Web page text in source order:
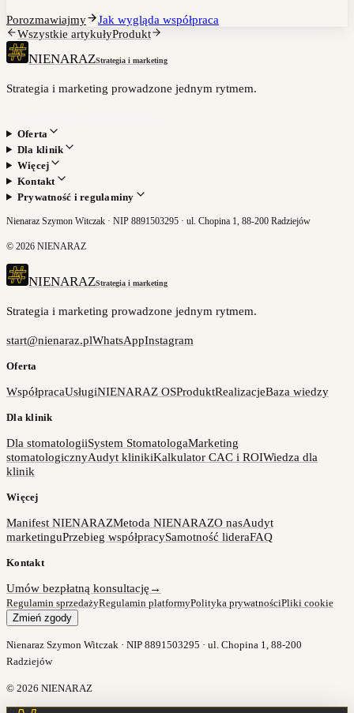
Porozmawiajmy
Jak wygląda współpraca
Wszystkie artykułyProdukt
NIENARAZStrategia i marketing
Strategia i marketing prowadzone jednym rytmem.
Oferta
Dla klinik
Więcej
Kontakt
Prywatność i regulaminy
Nienaraz Szymon Witczak · NIP 8891503295 · ul. Chopina 1, 88-200 Radziejów
© 2026 NIENARAZ
NIENARAZStrategia i marketing
Strategia i marketing prowadzone jednym rytmem.
start@nienaraz.plWhatsAppInstagram
Oferta
WspółpracaUsługiNIENARAZ OSProduktRealizacjeBaza wiedzy
Dla klinik
Dla stomatologiiSystem StomatologaMarketing
stomatologicznyAudyt klinikiKalkulator CAC i ROIWiedza dla
klinik
Więcej
Manifest NIENARAZMetoda NIENARAZO nasAudyt
marketinguPrzebieg współpracySamotność lideraFAQ
Kontakt
Umów bezpłatną konsultację →
Regulamin sprzedażyRegulamin platformyPolityka prywatnościPliki cookie
Zmień zgody
Nienaraz Szymon Witczak · NIP 8891503295 · ul. Chopina 1, 88-200
Radziejów
© 2026 NIENARAZ